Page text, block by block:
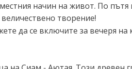
начин на живот. По
творение!
да се включите за вечеря